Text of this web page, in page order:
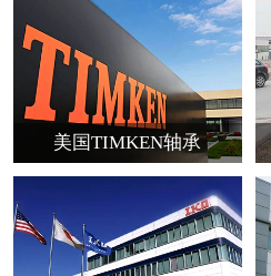
美国TIMKEN轴承